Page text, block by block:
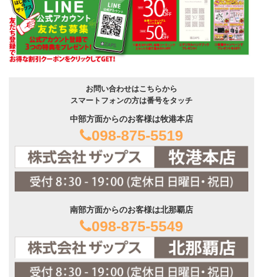
お問い合わせはこちらから
スマートフォンの方は番号をタッチ
中部方面からのお客様は牧港本店
098-875-5519
南部方面からのお客様は北那覇店
098-875-5549